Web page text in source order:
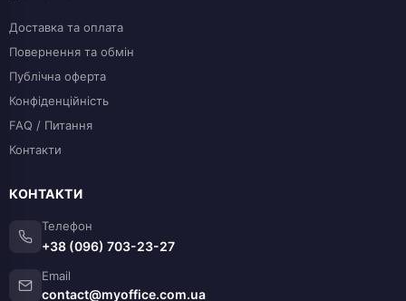
Доставка та оплата
Повернення та обмін
Публічна оферта
Конфіденційність
FAQ / Питання
Контакти
КОНТАКТИ
Телефон
+38 (096) 703-23-27
Email
contact@myoffice.com.ua